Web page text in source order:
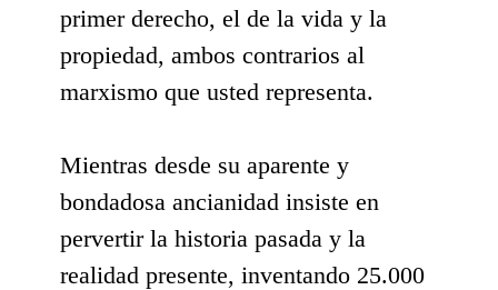
primer derecho, el de la vida y la
propiedad, ambos contrarios al
marxismo que usted representa.
Mientras desde su aparente y
bondadosa ancianidad insiste en
pervertir la historia pasada y la
realidad presente, inventando 25.000